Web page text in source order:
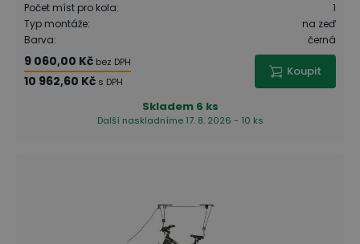
Počet míst pro kola:
1
Typ montáže:
na zeď
Barva: černá
9 060,00 Kč bez DPH
10 962,60 Kč s DPH
Koupit
Skladem 6 ks
Další naskladníme 17. 8. 2026 - 10 ks